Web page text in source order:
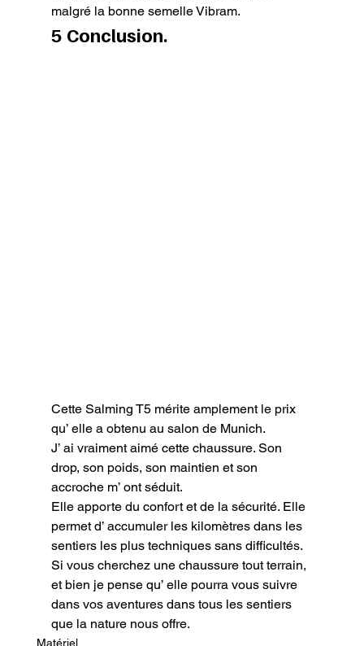
malgré la bonne semelle Vibram.
5 Conclusion.
Cette Salming T5 mérite amplement le prix
qu’ elle a obtenu au salon de Munich.
J’ ai vraiment aimé cette chaussure. Son
drop, son poids, son maintien et son
accroche m’ ont séduit.
Elle apporte du confort et de la sécurité. Elle
permet d’ accumuler les kilomètres dans les
sentiers les plus techniques sans difficultés.
Si vous cherchez une chaussure tout terrain,
et bien je pense qu’ elle pourra vous suivre
dans vos aventures dans tous les sentiers
que la nature nous offre.
Matériel